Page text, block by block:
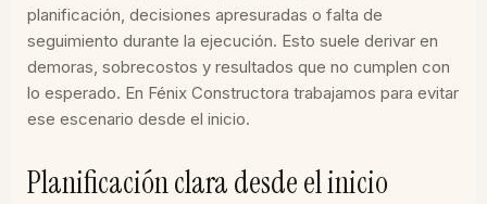
planificación, decisiones apresuradas o falta de
seguimiento durante la ejecución. Esto suele derivar en
demoras, sobrecostos y resultados que no cumplen con
lo esperado. En Fénix Constructora trabajamos para evitar
ese escenario desde el inicio.
Planificación clara desde el inicio